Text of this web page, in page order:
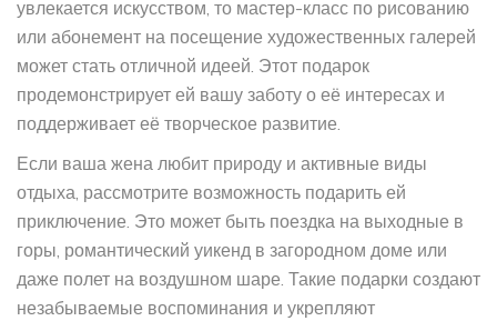
увлекается искусством, то мастер-класс по рисованию
или абонемент на посещение художественных галерей
может стать отличной идеей. Этот подарок
продемонстрирует ей вашу заботу о её интересах и
поддерживает её творческое развитие.
Если ваша жена любит природу и активные виды
отдыха, рассмотрите возможность подарить ей
приключение. Это может быть поездка на выходные в
горы, романтический уикенд в загородном доме или
даже полет на воздушном шаре. Такие подарки создают
незабываемые воспоминания и укрепляют